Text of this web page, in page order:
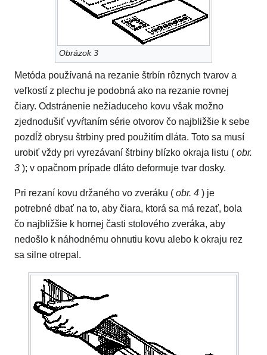
Obrázok 3
Metóda používaná na rezanie štrbín rôznych tvarov a
veľkostí z plechu je podobná ako na rezanie rovnej
čiary. Odstránenie nežiaduceho kovu však možno
zjednodušiť vyvŕtaním série otvorov čo najbližšie k sebe
pozdĺž obrysu štrbiny pred použitím dláta. Toto sa musí
urobiť vždy pri vyrezávaní štrbiny blízko okraja listu ( obr.
3 ); v opačnom prípade dláto deformuje tvar dosky.
Pri rezaní kovu držaného vo zveráku ( obr. 4 ) je
potrebné dbať na to, aby čiara, ktorá sa má rezať, bola
čo najbližšie k hornej časti stolového zveráka, aby
nedošlo k náhodnému ohnutiu kovu alebo k okraju rez
sa silne otrepal.